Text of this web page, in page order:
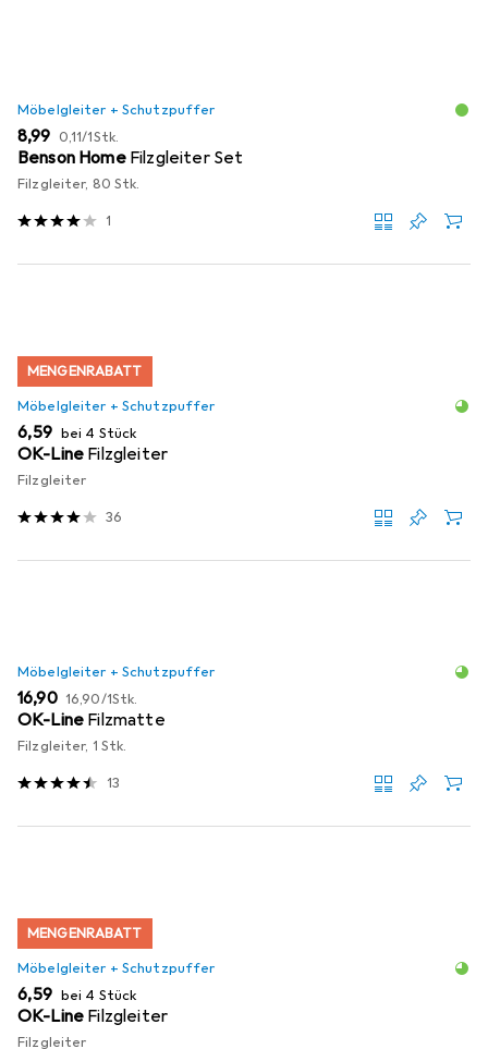
Möbelgleiter + Schutzpuffer
EUR
8,99 EUR
0,11/1Stk.
Benson Home Filzgleiter Set
Filzgleiter, 80 Stk.
1
MENGENRABATT
Möbelgleiter + Schutzpuffer
EUR
6,59 bei 4 Stück
OK-Line Filzgleiter
Filzgleiter
36
Möbelgleiter + Schutzpuffer
EUR
16,90 EUR
16,90/1Stk.
OK-Line Filzmatte
Filzgleiter, 1 Stk.
13
MENGENRABATT
Möbelgleiter + Schutzpuffer
EUR
6,59 bei 4 Stück
OK-Line Filzgleiter
Filzgleiter